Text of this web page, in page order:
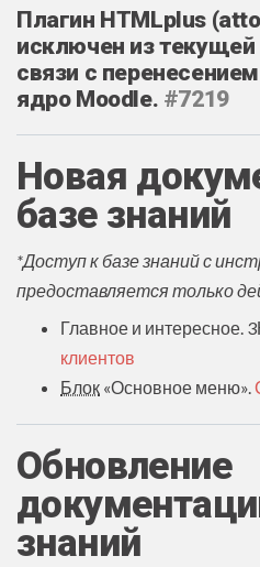
Плагин HTMLplus
исключен из
связи с
ядро Moodle. #7219
Новая
базе знаний
*Доступ к базе знаний с
предоставляется только
Главное и интересное.
клиентов
Блок «‎Основное меню».
Обновление
знаний